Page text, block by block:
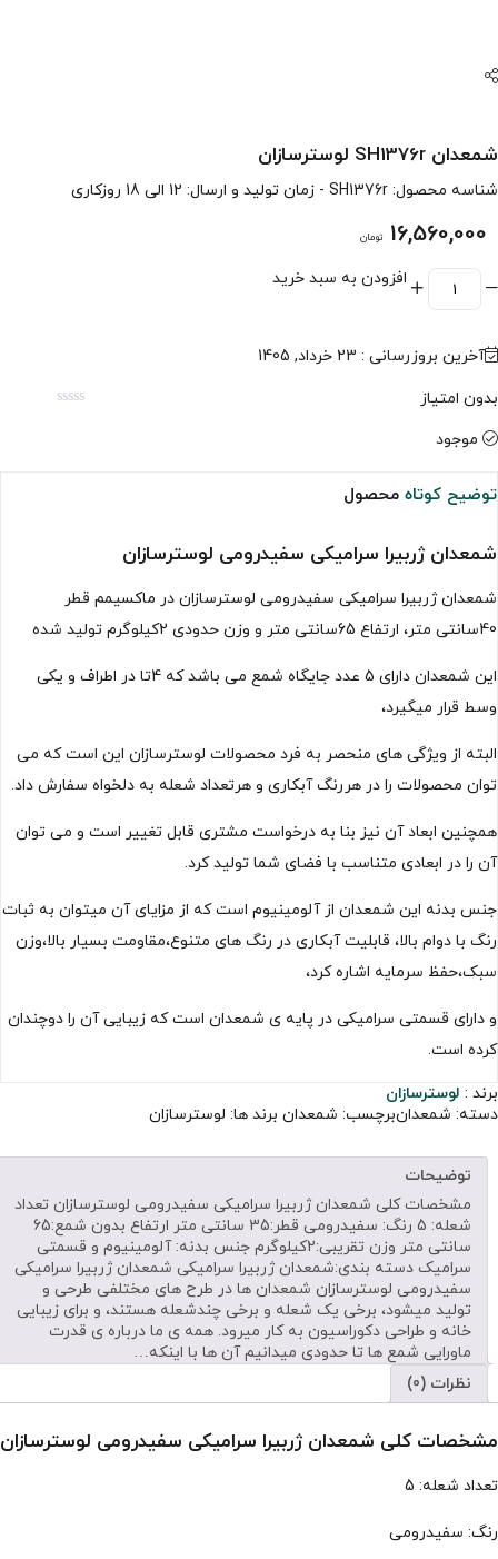
شمعدان SH1376r لوسترسازان
شناسه محصول: SH1376r - زمان تولید و ارسال: 12 الی 18 روزکاری
16,560,000 تومان
افزودن به سبد خرید
آخرین بروزرسانی : 23 خرداد, 1405
بدون امتیاز
موجود
توضیح کوتاه محصول
شمعدان ژربیرا سرامیکی سفیدرومی لوسترسازان
شمعدان ژربیرا سرامیکی سفیدرومی لوسترسازان در ماکسیمم قطر
40سانتی متر، ارتفاع 65سانتی متر و وزن حدودی 2کیلوگرم تولید شده
این شمعدان دارای 5 عدد جایگاه شمع می باشد که 4تا در اطراف و یکی
وسط قرار میگیرد،
البته از ویژگی های منحصر به فرد محصولات لوسترسازان این است که می
توان محصولات را در هررنگ آبکاری و هرتعداد شعله به دلخواه سفارش داد.
همچنین ابعاد آن نیز بنا به درخواست مشتری قابل تغییر است و می توان
آن را در ابعادی متناسب با فضای شما تولید کرد.
جنس بدنه این شمعدان از آلومینیوم است که از مزایای آن میتوان به ثبات
رنگ با دوام بالا، قابلیت آبکاری در رنگ های متنوع،مقاومت بسیار بالا،وزن
سبک،حفظ سرمایه اشاره کرد،
و دارای قسمتی سرامیکی در پایه ی شمعدان است که زیبایی آن را دوچندان
کرده است.
برند : لوسترسازان
دسته: شمعدانبرچسب: شمعدان برند ها: لوسترسازان
توضیحات
مشخصات کلی شمعدان ژربیرا سرامیکی سفیدرومی لوسترسازان تعداد
شعله: 5 رنگ: سفیدرومی قطر:35 سانتی متر ارتفاع بدون شمع:65
سانتی متر وزن تقریبی:2کیلوگرم جنس بدنه: آلومینیوم و قسمتی
سرامیک دسته بندی:شمعدان ژربیرا سرامیکی شمعدان ژربیرا سرامیکی
سفیدرومی لوسترسازان شمعدان ها در طرح های مختلفی طرحی و
تولید میشود، برخی یک شعله و برخی چندشعله هستند، و برای زیبایی
خانه و طراحی دکوراسیون به کار میرود. همه ی ما درباره ی قدرت
ماورایی شمع ها تا حدودی میدانیم آن ها با اینکه…
نظرات (0)
مشخصات کلی شمعدان ژربیرا سرامیکی سفیدرومی لوسترسازان
تعداد شعله: 5
رنگ: سفیدرومی